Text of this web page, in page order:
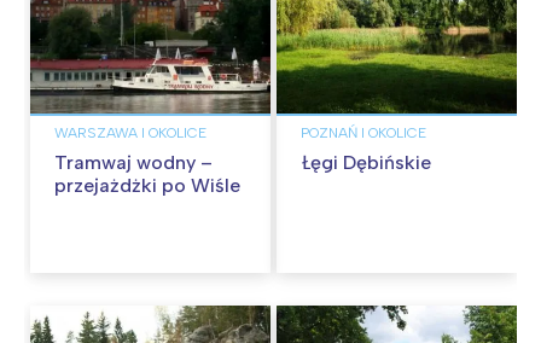
WARSZAWA I OKOLICE
Tramwaj wodny –
przejażdżki po Wiśle
POZNAŃ I OKOLICE
Łęgi Dębińskie